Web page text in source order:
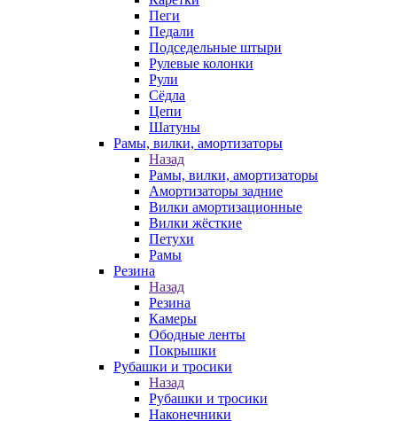
Пеги
Педали
Подседельные штыри
Рулевые колонки
Рули
Сёдла
Цепи
Шатуны
Рамы, вилки, амортизаторы
Назад
Рамы, вилки, амортизаторы
Амортизаторы задние
Вилки амортизационные
Вилки жёсткие
Петухи
Рамы
Резина
Назад
Резина
Камеры
Ободные ленты
Покрышки
Рубашки и тросики
Назад
Рубашки и тросики
Наконечники